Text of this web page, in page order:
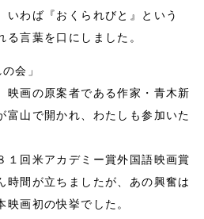
いわば『おくられびと』という
言葉を口にしました。
会」
映画の原案者である作家・青木新
富山で開かれ、わたしも参加いた
１回米アカデミー賞外国語映画賞
時間が立ちましたが、あの興奮は
画初の快挙でした。